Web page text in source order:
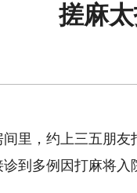
搓麻
，约上三五朋友
到多例因打麻将入